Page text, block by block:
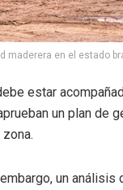
maderera en el estado
estar
un plan de
un